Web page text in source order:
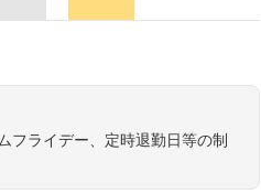
フライデー、定時退勤日等の制